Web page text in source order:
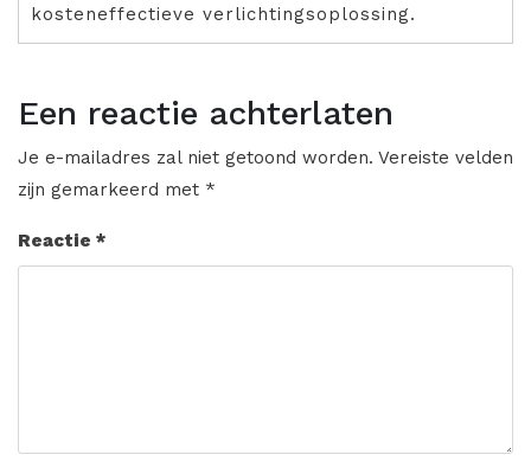
kosteneffectieve verlichtingsoplossing.
Een reactie achterlaten
Je e-mailadres zal niet getoond worden. Vereiste velden
zijn gemarkeerd met *
Reactie *